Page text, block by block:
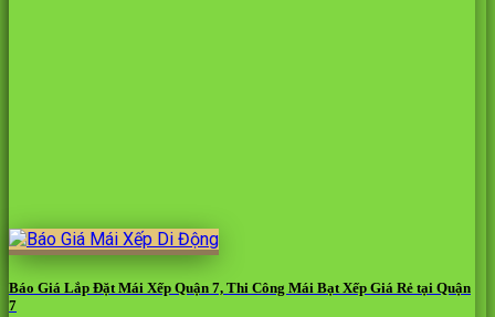
Báo Giá Lắp Đặt Mái Xếp Quận 7, Thi Công Mái Bạt Xếp Giá Rẻ tại Quận
7